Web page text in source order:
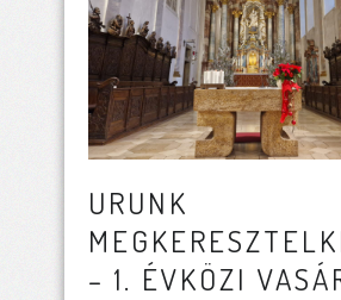
URUNK
– 1. ÉVKÖZI